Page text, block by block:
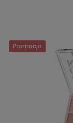
Promocja